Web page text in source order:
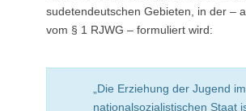
sudetendeutschen Gebieten, in der –
vom § 1 RJWG – formuliert wird:
„Die Erziehung der Jugend im
nationalsozialistischen Staat